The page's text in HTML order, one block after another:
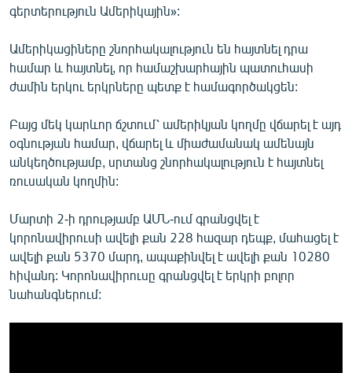
գերտերություն Ամերիկային»:
Ամերիկացիները շնորհակալություն են հայտնել դրա
համար և հայտնել, որ համաշխարհային պատուհասի
ժամին երկու երկրները պետք է համագործակցեն:
Բայց մեկ կարևոր ճշտում՝ ամերիկյան կողմը վճարել է այդ
օգնության համար, վճարել և միաժամանակ ամենայն
անկեղծությամբ, սրտանց շնորհակալություն է հայտնել
ռուսական կողմին:
Մարտի 2-ի դրությամբ ԱՄՆ-ում գրանցվել է
կորոնավիրուսի ավելի քան 228 հազար դեպք, մահացել է
ավելի քան 5370 մարդ, ապաքինվել է ավելի քան 10280
հիվանդ: Կորոնավիրուսը գրանցվել է երկրի բոլոր
նահանգներում: